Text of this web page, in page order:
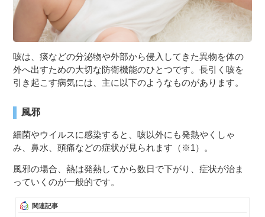
咳は、痰などの分泌物や外部から侵入してきた異物を体の
外へ出すための大切な防衛機能のひとつです。長引く咳を
引き起こす病気には、主に以下のようなものがあります。
風邪
細菌やウイルスに感染すると、咳以外にも発熱やくしゃ
み、鼻水、頭痛などの症状が見られます（※1）。
風邪の場合、熱は発熱してから数日で下がり、症状が治ま
っていくのが一般的です。
関連記事